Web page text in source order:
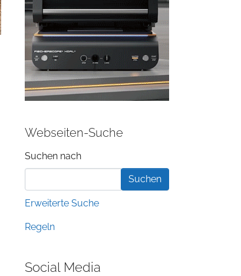
Webseiten-Suche
Suchformular
Suchen nach
Erweiterte Suche
Regeln
Social Media